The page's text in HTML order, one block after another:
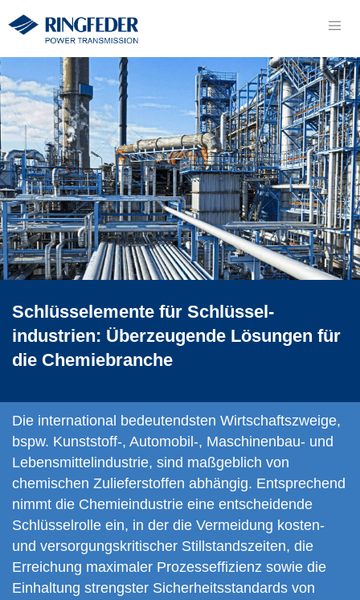
Schlüsselemente für Schlüssel­
industrien: Überzeu­gende Lösungen für
die Chemie­branche
Die international bedeutendsten Wirtschaftszweige,
bspw. Kunststoff-, Automobil-, Maschinenbau- und
Lebensmittelindustrie, sind maßgeblich von
chemischen Zulieferstoffen abhängig. Entsprechend
nimmt die Chemieindustrie eine entscheidende
Schlüsselrolle ein, in der die Vermeidung kosten-
und versorgungskritischer Stillstandszeiten, die
Erreichung maximaler Prozesseffizienz sowie die
Einhaltung strengster Sicherheitsstandards von